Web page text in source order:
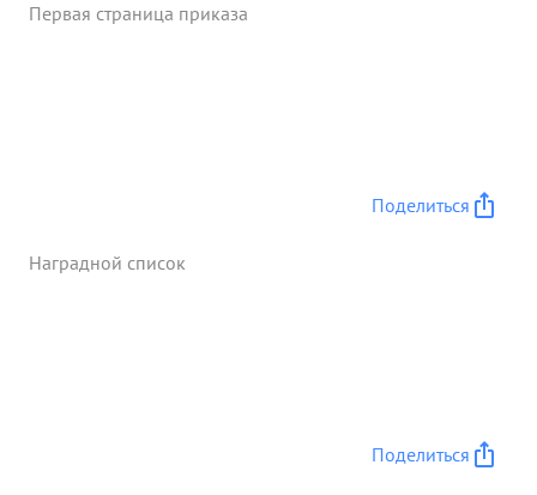
Первая страница приказа
Поделиться
Наградной список
Поделиться